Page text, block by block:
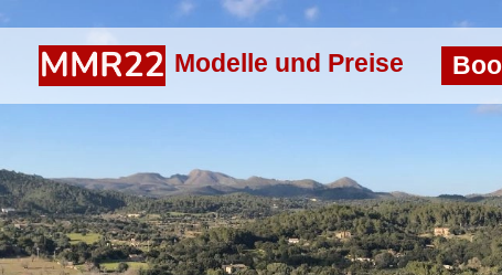
Modelle und Preise